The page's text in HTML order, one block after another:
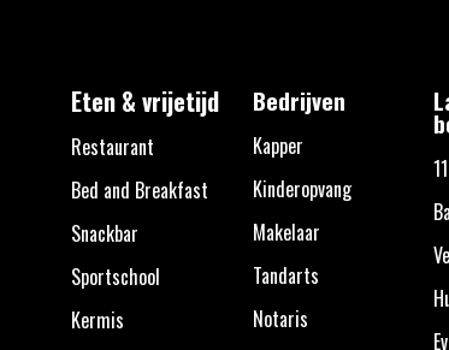
Eten & vrijetijd
Restaurant
Bed and Breakfast
Snackbar
Sportschool
Kermis
Bedrijven
Kapper
Kinderopvang
Makelaar
Tandarts
Notaris